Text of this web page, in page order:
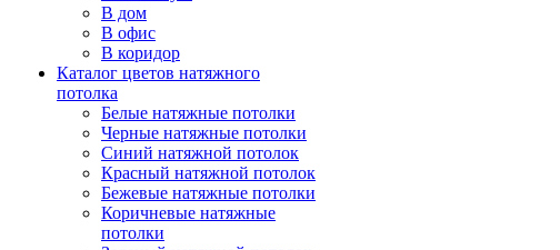
В дом
В офис
В коридор
Каталог цветов натяжного
потолка
Белые натяжные потолки
Черные натяжные потолки
Синий натяжной потолок
Красный натяжной потолок
Бежевые натяжные потолки
Коричневые натяжные
потолки